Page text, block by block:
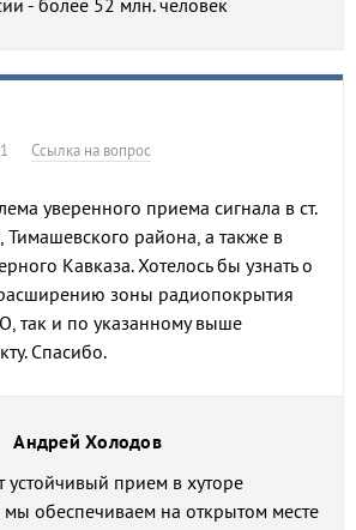
- более 52 млн. человек
Ссылка на вопрос
уверенного приема сигнала в ст.
Тимашевского района, а также в
Кавказа. Хотелось бы узнать о
зоны радиопокрытия
так и по указанному выше
Спасибо.
Андрей Холодов
прием в хуторе
обеспечиваем на открытом месте